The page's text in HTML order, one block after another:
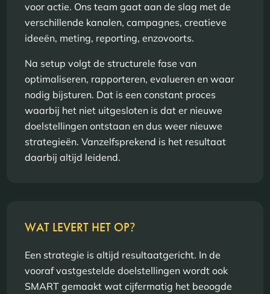
voor actie. Ons team gaat aan de slag met de
verschillende kanalen, campagnes, creatieve
ideeën, meting, reporting, enzovoorts.
Na setup volgt de structurele fase van
optimaliseren, rapporteren, evalueren en waar
nodig bijsturen. Dat is een constant proces
waarbij het niet uitgesloten is dat er nieuwe
doelstellingen ontstaan en dus weer nieuwe
strategieën. Vanzelfsprekend is het resultaat
daarbij altijd leidend.
WAT LEVERT HET OP?
Een strategie is altijd resultaatgericht. In de
vooraf vastgestelde doelstellingen wordt ook
SMART gemaakt wat cijfermatig het beoogde